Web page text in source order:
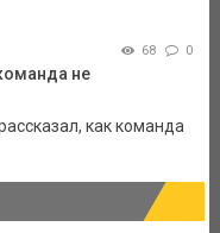
68 0
не
как команда